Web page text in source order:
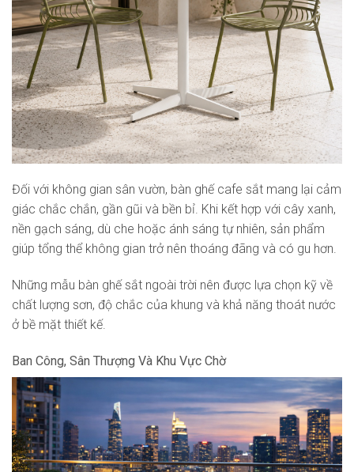
Đối với không gian sân vườn, bàn ghế cafe sắt mang lại cảm
giác chắc chắn, gần gũi và bền bỉ. Khi kết hợp với cây xanh,
nền gạch sáng, dù che hoặc ánh sáng tự nhiên, sản phẩm
giúp tổng thể không gian trở nên thoáng đãng và có gu hơn.
Những mẫu bàn ghế sắt ngoài trời nên được lựa chọn kỹ về
chất lượng sơn, độ chắc của khung và khả năng thoát nước
ở bề mặt thiết kế.
Ban Công, Sân Thượng Và Khu Vực Chờ